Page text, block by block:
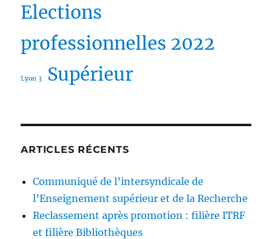
Elections
professionnelles 2022
Lyon 3 Supérieur
ARTICLES RÉCENTS
Communiqué de l’intersyndicale de
l’Enseignement supérieur et de la Recherche
Reclassement après promotion : filière ITRF
et filière Bibliothèques